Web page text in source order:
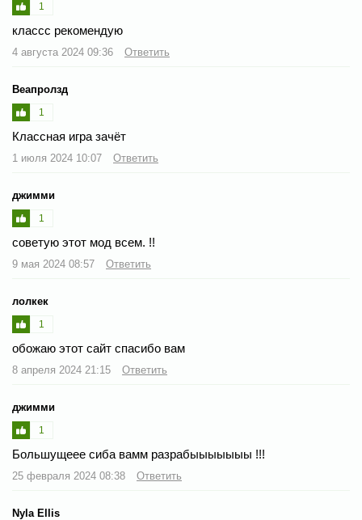
1
классс рекомендую
4 августа 2024 09:36 Ответить
Веапролзд
1
Классная игра зачёт
1 июля 2024 10:07 Ответить
джимми
1
советую этот мод всем. !!
9 мая 2024 08:57 Ответить
лолкек
1
обожаю этот сайт спасибо вам
8 апреля 2024 21:15 Ответить
джимми
1
Большущеее сиба вамм разрабыыыыыыы !!!
25 февраля 2024 08:38 Ответить
Nyla Ellis